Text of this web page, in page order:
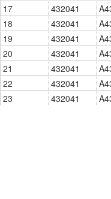
17
432041
18
432041
19
432041
20
432041
21
432041
22
432041
23
432041